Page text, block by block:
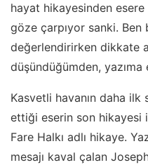
hayat hikayesinden
göze çarpıyor sanki. Ben
değerlendirirken dikkate
düşündüğümden,
Kasvetli havanın daha
ettiği eserin son hikayesi
Fare Halkı adlı hikaye.
mesajı kaval çalan